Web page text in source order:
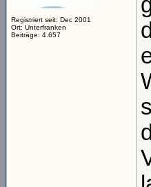
Registriert seit: Dec 2001
Ort: Unterfranken
Beiträge: 4.657